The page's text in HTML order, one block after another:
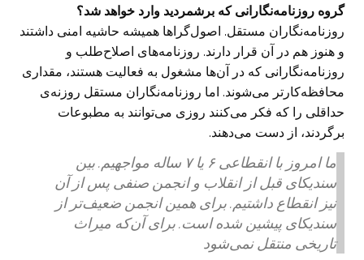
گروه روزنامه‌نگارانی که برشمردید وارد خواهد شد؟
روزنامه‌نگاران مستقل. اصول‌گراها همیشه حاشیه امنی داشتند
و هنوز هم در آن قرار دارند. روزنامه‌های اصلاح‌طلب و
روزنامه‌نگارانی که در آ‌ن‌ها مشغول به فعالیت‌ هستند، مقداری
محافظه‌کارتر می‌شوند. اما روزنامه‌نگاران مستقل روزنه‌ی
حداقلی را که فکر می‌کنند روزی می‌توانند به مطبوعات
برگردند، از دست می‌دهند.
ما امروز با انقطاعی ۶ یا ۷ ساله مواجهیم. بین
سندیکای قبل از انقلاب و انجمن صنفی پس از آن
نیز انقطاع داشتیم. برای همین انجمن ضعیف‌تر از
سندیکای پیشین شده است. برای آن‌که میراث
تاریخی منتقل نمی‌شود